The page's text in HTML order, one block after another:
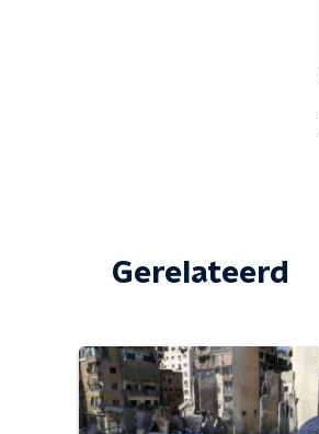
Gerelateerd